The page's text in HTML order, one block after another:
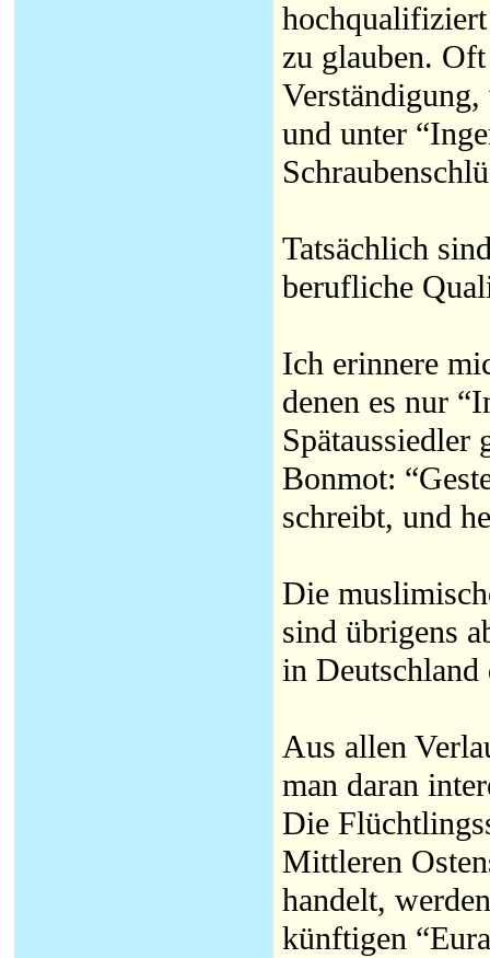
zu glauben.
und unter
Tatsächlich
berufliche
Ich erinnere
denen es nur
Spätaussiedler
Bonmot:
schreibt, und
Die
sind übrigens
in Deutschland
Aus allen
man daran
Die
Mittleren
handelt,
künftigen